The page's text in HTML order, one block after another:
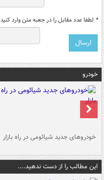
* لطفا عدد مقابل را در جعبه متن وارد کنید
خودرو
خودروهای جدید شیائومی در راه بازار
این مطالب را از دست ندهید....